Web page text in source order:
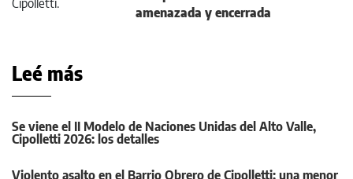
amenazada y encerrada
Leé más
Se viene el II Modelo de Naciones Unidas del Alto Valle,
Cipolletti 2026: los detalles
Violento asalto en el Barrio Obrero de Cipolletti: una menor